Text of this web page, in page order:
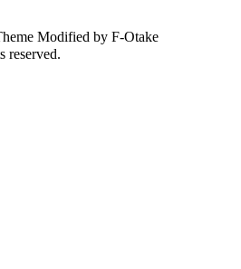
Modified by F-Otake
reserved.